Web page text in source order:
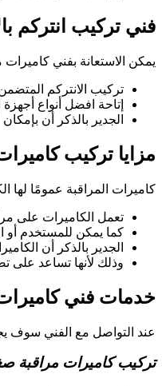
فني تركيب انتركم
يمكن الاستعانة بفني كاميرات
تركيب الانتركم
إتاحة افضل أنواع أجهزة
الجدير بالذكر أن
مزايا تركيب
كاميرات المراقبة عمومًا لها
تعمل الكاميرات على
كما يمكن للمستخدم أو
الجدير بالذكر أن
وذلك لأنها تساعد على
خدمات فني
عند التواصل مع الفني سوف
تركيب كاميرات مراقبة